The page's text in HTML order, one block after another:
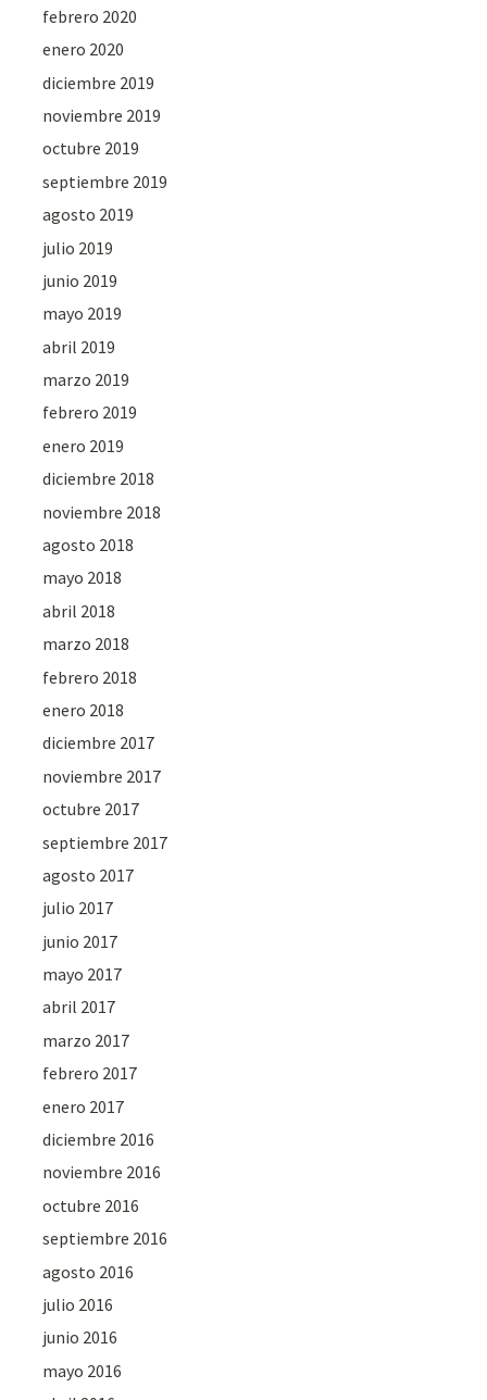
febrero 2020
enero 2020
diciembre 2019
noviembre 2019
octubre 2019
septiembre 2019
agosto 2019
julio 2019
junio 2019
mayo 2019
abril 2019
marzo 2019
febrero 2019
enero 2019
diciembre 2018
noviembre 2018
agosto 2018
mayo 2018
abril 2018
marzo 2018
febrero 2018
enero 2018
diciembre 2017
noviembre 2017
octubre 2017
septiembre 2017
agosto 2017
julio 2017
junio 2017
mayo 2017
abril 2017
marzo 2017
febrero 2017
enero 2017
diciembre 2016
noviembre 2016
octubre 2016
septiembre 2016
agosto 2016
julio 2016
junio 2016
mayo 2016